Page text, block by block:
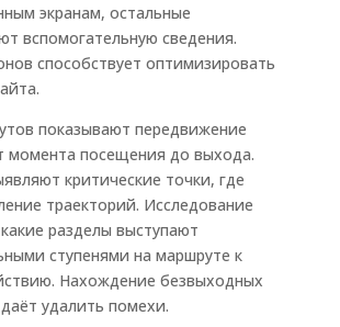
экранам, остальные
вспомогательную сведения.
способствует оптимизировать
показывают передвижение
момента посещения до выхода.
критические точки, где
траекторий. Исследование
разделы выступают
ступенями на маршруте к
Нахождение безвыходных
удалить помехи.